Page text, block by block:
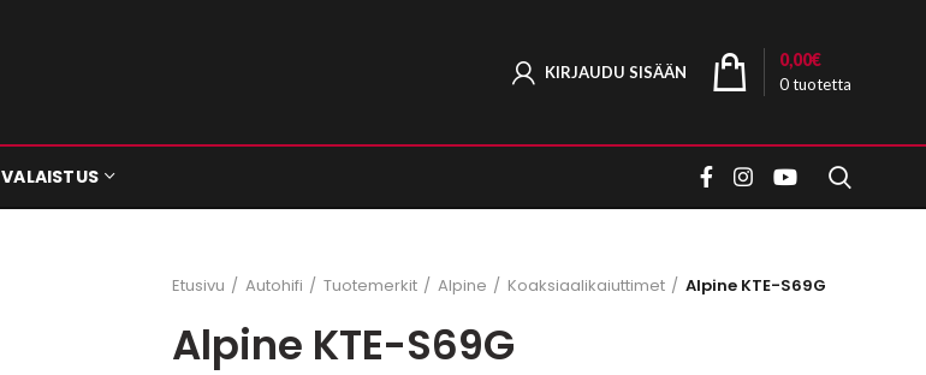
KIRJAUDU SISÄÄN
0tuotetta
0,00€
VALAISTUS
Etusivu Autohifi Tuotemerkit Alpine Koaksiaalikaiuttimet Alpine KTE-S69G
Alpine KTE-S69G